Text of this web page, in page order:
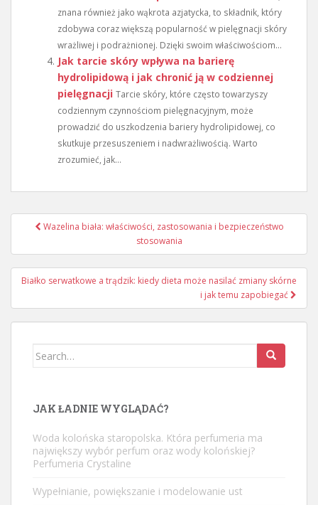
znana również jako wąkrota azjatycka, to składnik, który
zdobywa coraz większą popularność w pielęgnacji skóry
wrażliwej i podrażnionej. Dzięki swoim właściwościom...
Jak tarcie skóry wpływa na barierę
hydrolipidową i jak chronić ją w codziennej
pielęgnacji Tarcie skóry, które często towarzyszy
codziennym czynnościom pielęgnacyjnym, może
prowadzić do uszkodzenia bariery hydrolipidowej, co
skutkuje przesuszeniem i nadwrażliwością. Warto
zrozumieć, jak...
Nawigacja
Wazelina biała: właściwości, zastosowania i bezpieczeństwo
stosowania
Białko serwatkowe a trądzik: kiedy dieta może nasilać zmiany skórne
i jak temu zapobiegać
Search
JAK ŁADNIE WYGLĄDAĆ?
Woda kolońska staropolska. Która perfumeria ma
największy wybór perfum oraz wody kolońskiej?
Perfumeria Crystaline
Wypełnianie, powiększanie i modelowanie ust